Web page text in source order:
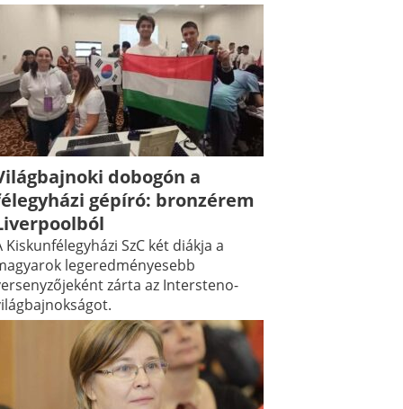
dobogón a
gépíró: bronzérem
Kiskunfélegyházi SzC két diákja a
legeredményesebb
zárta az Intersteno-